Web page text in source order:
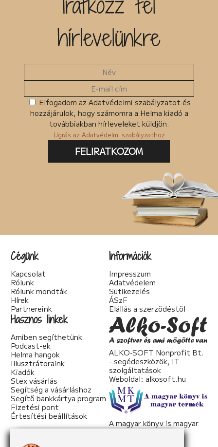
hírlevelünkre
Elfogadom az Adatvédelmi szabályzatot és
hozzájárulok, hogy számomra a Helma kiadó a
továbbiakban hírleveleket küldjön.
Ugrás az Adatvédelmi szabályzathoz
FELIRATKOZOM
Cégünk
Kapcsolat
Rólunk
Rólunk mondták
Hírek
Partnereink
Információk
Impresszum
Adatvédelem
Sütikezelés
ÁSzF
Elállás a szerződéstől
Hasznos linkek
Amiben segíthetünk
Podcast-ek
Helma hangok
Illusztrátoraink
Kiadók
Stex vásárlás
Segítség a vásárláshoz
Segítő bankkártya program
Fizetési pont
Értesítési beállítások
ALKO-SOFT Nonprofit Bt.
- segédeszközök, IT
szolgáltatások
Weboldal: alkosoft.hu
A magyar könyv is magyar
termék